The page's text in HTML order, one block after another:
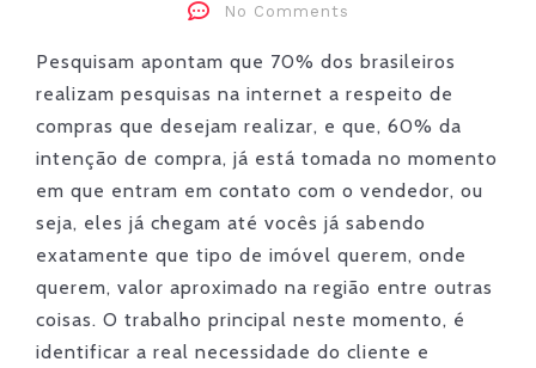
No Comments
Pesquisam apontam que 70% dos brasileiros
realizam pesquisas na internet a respeito de
compras que desejam realizar, e que, 60% da
intenção de compra, já está tomada no momento
em que entram em contato com o vendedor, ou
seja, eles já chegam até vocês já sabendo
exatamente que tipo de imóvel querem, onde
querem, valor aproximado na região entre outras
coisas. O trabalho principal neste momento, é
identificar a real necessidade do cliente e